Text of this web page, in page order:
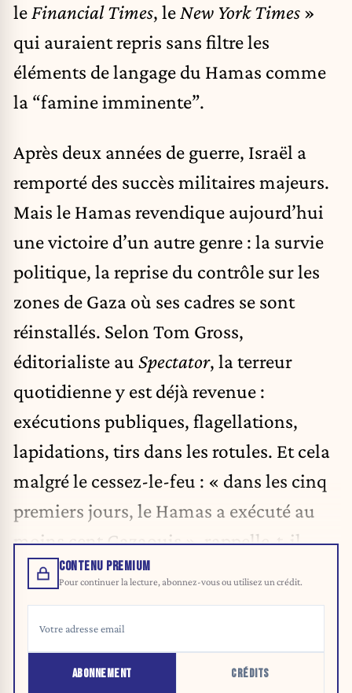
le Financial Times, le New York Times »
qui auraient repris sans filtre les
éléments de langage du Hamas comme
la “famine imminente”.
Après deux années de guerre, Israël a
remporté des succès militaires majeurs.
Mais le Hamas revendique aujourd’hui
une victoire d’un autre genre : la survie
politique, la reprise du contrôle sur les
zones de Gaza où ses cadres se sont
réinstallés. Selon Tom Gross,
éditorialiste au Spectator, la terreur
quotidienne y est déjà revenue :
exécutions publiques, flagellations,
lapidations, tirs dans les rotules. Et cela
malgré le cessez-le-feu : « dans les cinq
premiers jours, le Hamas a exécuté au
moins cent Gazaouis », rappelle-t-il.
CONTENU PREMIUM
Pour continuer la lecture, abonnez-vous ou utilisez un crédit.
ABONNEMENT CRÉDITS